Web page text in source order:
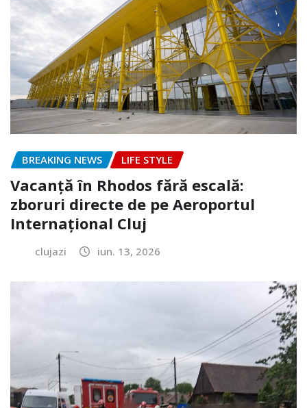
BREAKING NEWS LIFE STYLE
Vacanță în Rhodos fără escală:
zboruri directe de pe Aeroportul
Internațional Cluj
clujazi iun. 13, 2026